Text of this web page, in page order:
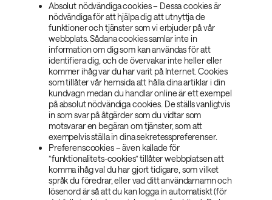
Absolut nödvändiga cookies – Dessa cookies är
nödvändiga för att hjälpa dig att utnyttja de
funktioner och tjänster som vi erbjuder på vår
webbplats. Sådana cookies samlar inte in
information om dig som kan användas för att
identifiera dig, och de övervakar inte heller eller
kommer ihåg var du har varit på Internet. Cookies
som tillåter vår hemsida att hålla dina artiklar i din
kundvagn medan du handlar online är ett exempel
på absolut nödvändiga cookies. De ställs vanligtvis
in som svar på åtgärder som du vidtar som
motsvarar en begäran om tjänster, som att
exempelvis ställa in dina sekretesspreferenser.
Preferenscookies – även kallade för
”funktionalitets-cookies” tillåter webbplatsen att
komma ihåg val du har gjort tidigare, som vilket
språk du föredrar, eller vad ditt användarnamn och
lösenord är så att du kan logga in automatiskt (för